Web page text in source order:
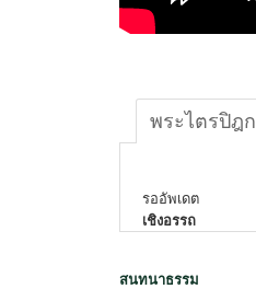
พระไตรปิฎก
รออัพเดต
เชิงอรรถ
สนทนาธรรม